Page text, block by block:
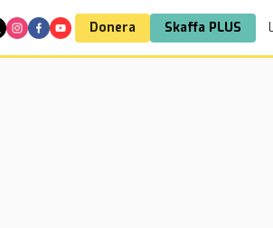
Donera Skaffa PLUS